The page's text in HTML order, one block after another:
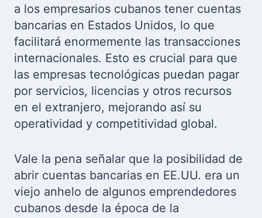
a los empresarios cubanos tener cuentas
bancarias en Estados Unidos, lo que
facilitará enormemente las transacciones
internacionales. Esto es crucial para que
las empresas tecnológicas puedan pagar
por servicios, licencias y otros recursos
en el extranjero, mejorando así su
operatividad y competitividad global.
Vale la pena señalar que la posibilidad de
abrir cuentas bancarias en EE.UU. era un
viejo anhelo de algunos emprendedores
cubanos desde la época de la